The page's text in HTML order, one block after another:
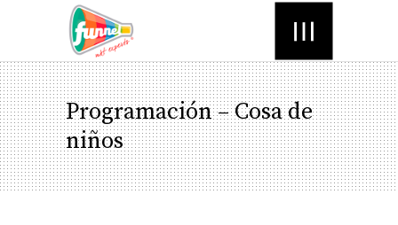
Programación – Cosa de
niños